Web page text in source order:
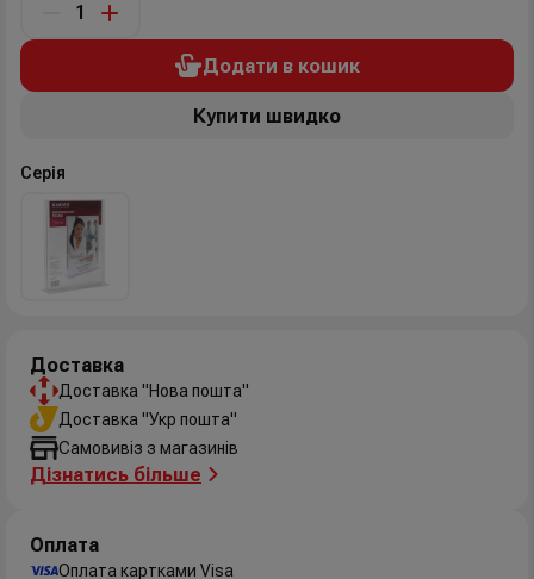
Додати в кошик
Купити швидко
Серія
Доставка
Доставка "Нова пошта"
Доставка "Укр пошта"
Самовивіз з магазинів
Дізнатись більше
Оплата
Оплата картками Visa